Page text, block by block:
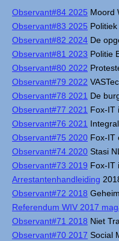
Observant#84 2025 Moord
Observant#83 2025
Observant#82 2024 De
Observant#81 2023 Politie
Observant#80 2022
Observant#79 2022
Observant#78 2021 De
Observant#77 2021 Fox-IT
Observant#76 2021
Observant#75 2020 Fox-IT
Observant#74 2020 Stasi
Observant#73 2019 Fox-IT
Arrestantenhandleiding
Observant#72 2018
Referendum WIV 2017
Observant#71 2018 Niet
Observant#70 2017 Social